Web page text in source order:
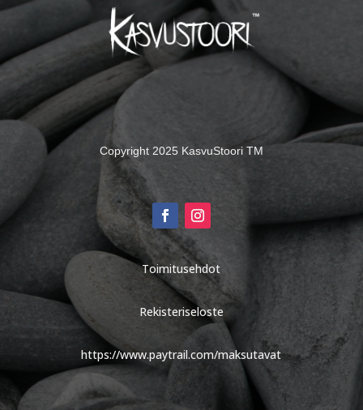
Copyright 2025 KasvuStoori TM
Toimitusehdot
Rekisteriseloste
https://www.paytrail.com/maksutavat